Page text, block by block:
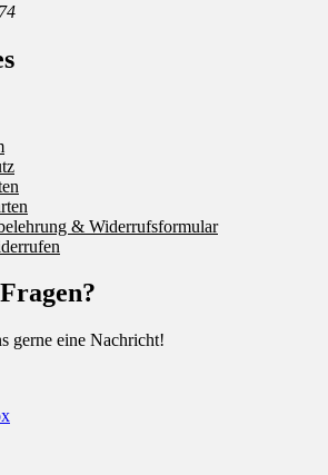
& Widerrufsformular
gerne eine Nachricht!